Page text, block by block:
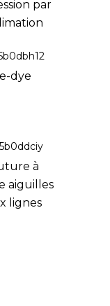
par
dye
à
aiguilles
lignes